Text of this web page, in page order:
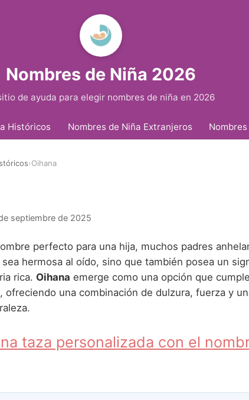
Nombres de Niña 2026
de ayuda para elegir nombres de niña en 2026
Históricos Nombres de Niña Extranjeros
›Oihana
septiembre de 2025
perfecto para una hija, muchos padres
hermosa al oído, sino que también posea un
rica. Oihana emerge como una opción que
ofreciendo una combinación de dulzura, fuerza y
taza personalizada con el